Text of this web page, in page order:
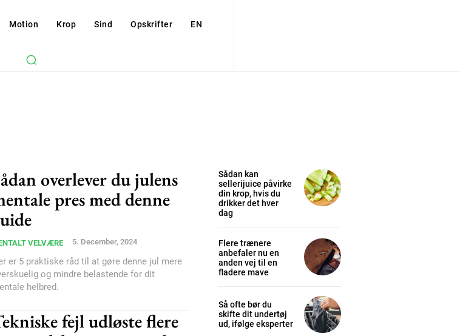
Motion Krop Sind Opskrifter EN
overlever du julens
pres med denne
VELVÆRE 5. December, 2024
er 5 praktiske råd til at gøre denne jul mere
og mindre belastende for dit
helbred.
fejl udløste flere
Sådan kan
sellerijuice påvirke
din krop, hvis du
drikker det hver
dag
Flere trænere
anbefaler nu en
anden vej til en
fladere mave
Så ofte bør du
skifte dit undertøj
ud, ifølge eksperter